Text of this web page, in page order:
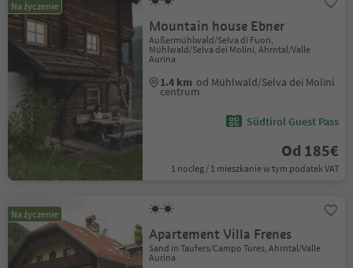
Na życzenie
Mountain house Ebner
Außermühlwald/Selva di Fuori,
Mühlwald/Selva dei Molini, Ahrntal/Valle
Aurina
1.4 km od Mühlwald/Selva dei Molini
centrum
Südtirol Guest Pass
Od 185€
1 nocleg / 1 mieszkanie w tym podatek VAT
Na życzenie
Apartement Villa Frenes
Sand in Taufers/Campo Tures, Ahrntal/Valle
Aurina